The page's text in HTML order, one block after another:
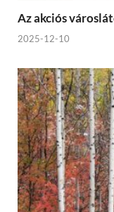
Az akciós
2025-12-10